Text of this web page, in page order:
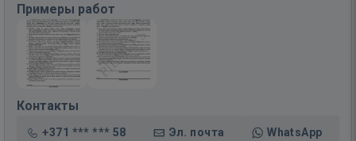
Примеры работ
Контакты
+371 *** *** 58 Эл. почта WhatsApp